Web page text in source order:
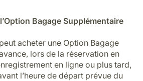
Bagage Supplémentaire
acheter une Option Bagage
lors de la réservation en
en ligne ou plus tard,
l’heure de départ prévue du